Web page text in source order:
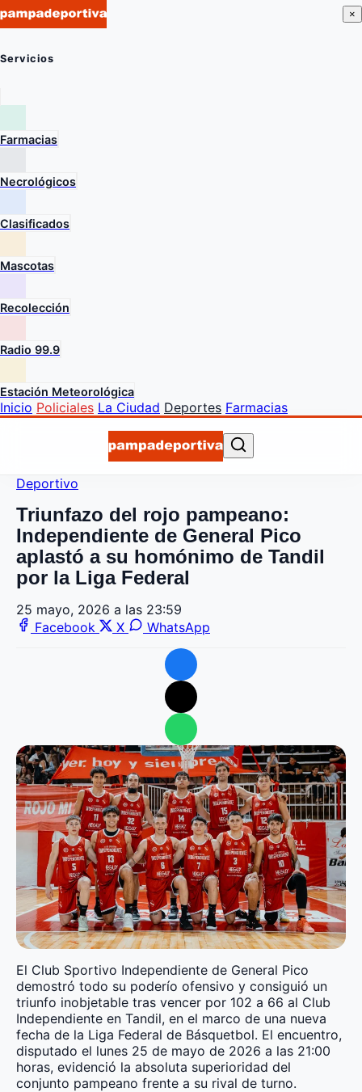
×
Servicios
Farmacias
Necrológicos
Clasificados
Mascotas
Recolección
Radio 99.9
Estación Meteorológica
Inicio Policiales La Ciudad Deportes Farmacias
Deportivo
Triunfazo del rojo pampeano:
Independiente de General Pico
aplastó a su homónimo de Tandil
por la Liga Federal
25 mayo, 2026 a las 23:59
Facebook
X WhatsApp
El Club Sportivo Independiente de General Pico
demostró todo su poderío ofensivo y consiguió un
triunfo inobjetable tras vencer por 102 a 66 al Club
Independiente en Tandil, en el marco de una nueva
fecha de la Liga Federal de Básquetbol. El encuentro,
disputado el lunes 25 de mayo de 2026 a las 21:00
horas, evidenció la absoluta superioridad del
conjunto pampeano frente a su rival de turno.